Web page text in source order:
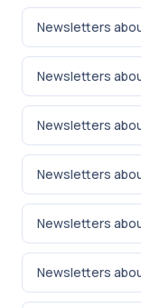
Newsletters
Newsletters
Newsletters
Newsletters
Newsletters
Newsletters